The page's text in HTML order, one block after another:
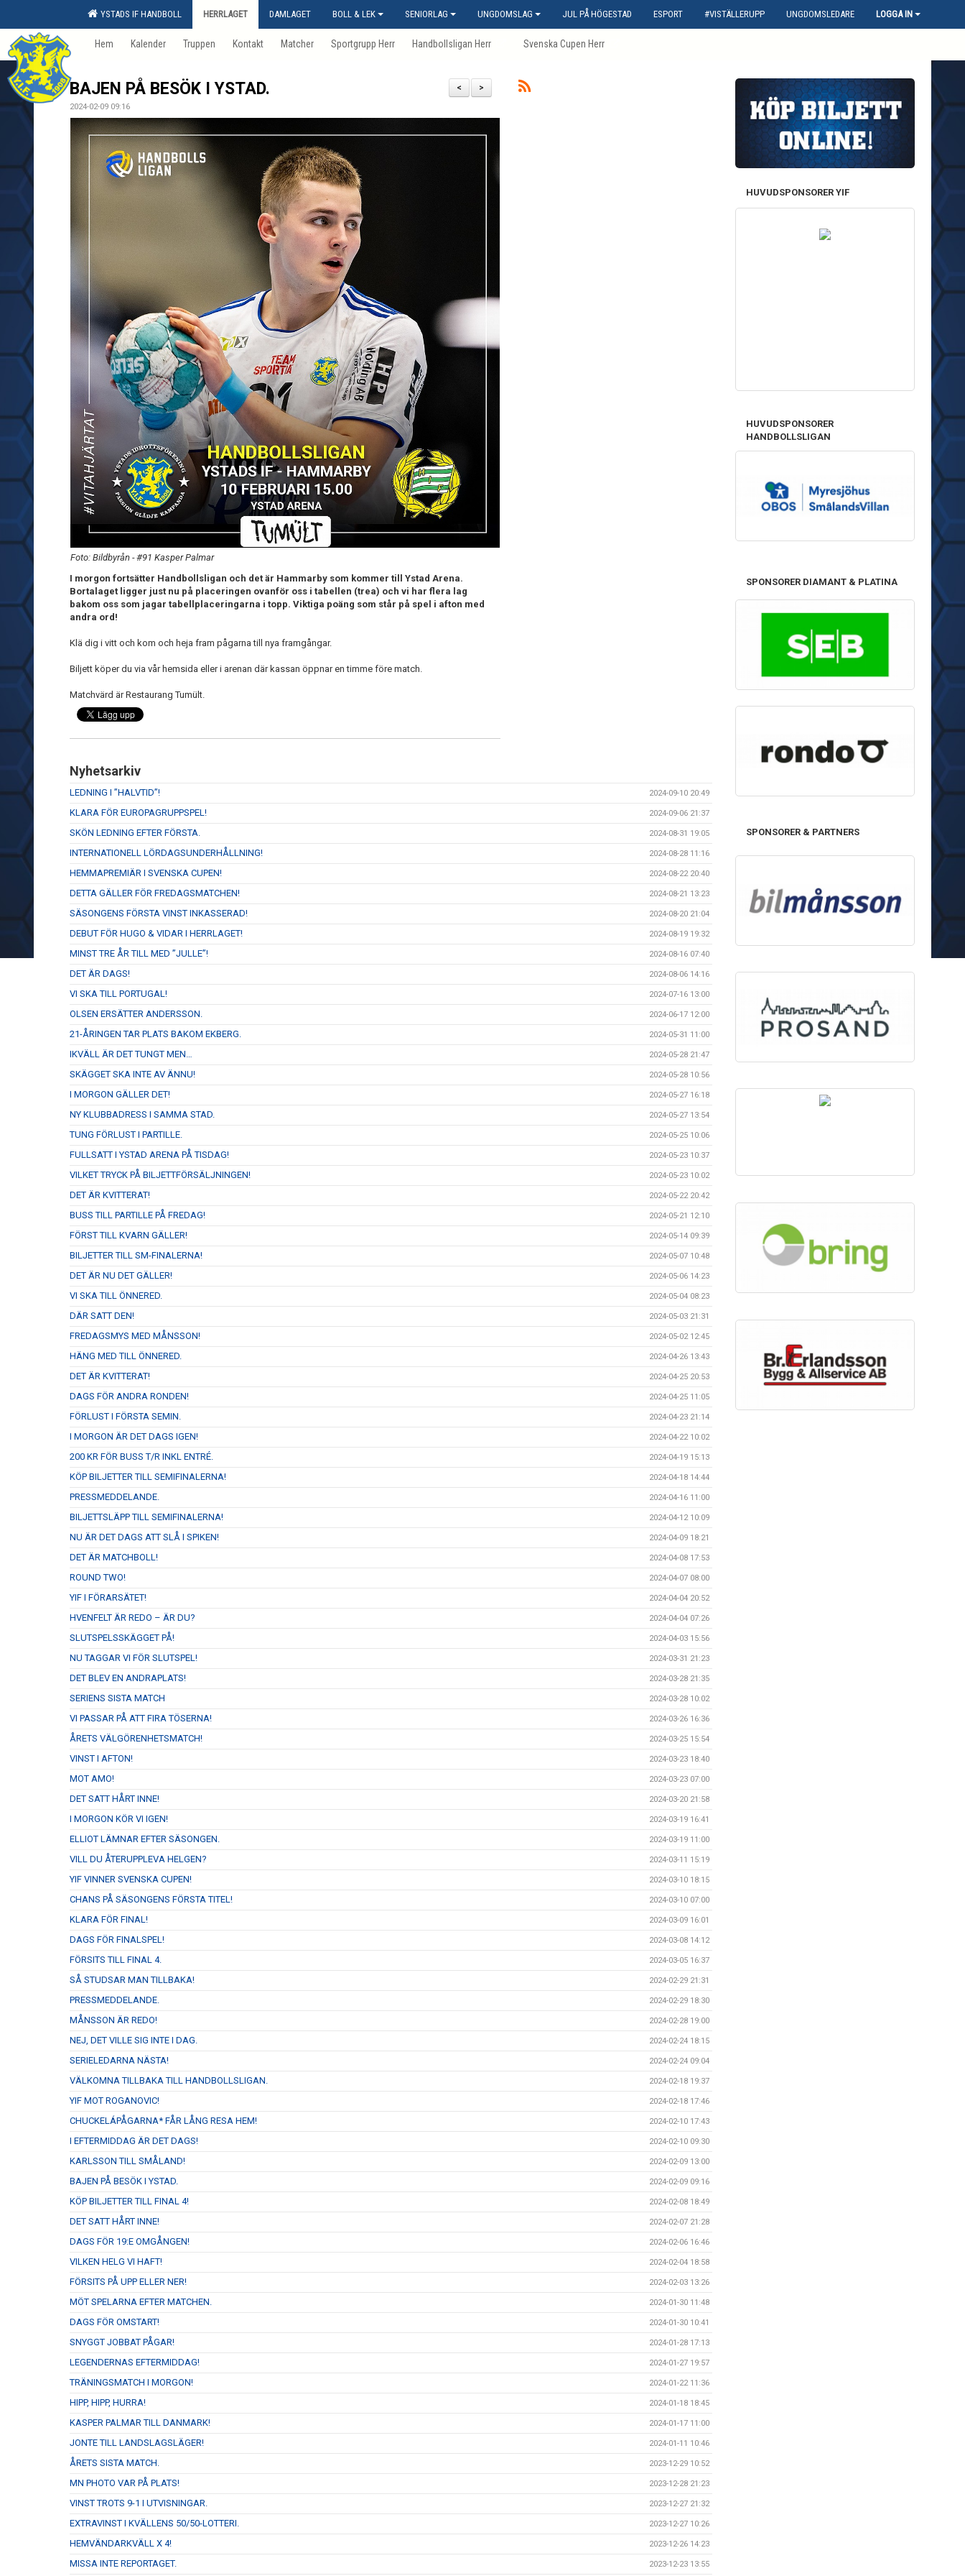
YSTADS IF HANDBOLL HERRLAGET DAMLAGET BOLL & LEK SENIORLAG UNGDOMSLAG JUL PÅ HÖGESTAD ESPORT #VISTÄLLERUPP UNGDOMSLEDARE LOGGA IN
Hem Kalender Truppen Kontakt Matcher Sportgrupp Herr Handbollsligan Herr Svenska Cupen Herr
>
<
BAJEN PÅ BESÖK I YSTAD.
2024-02-09 09:16
Foto: Bildbyrån - #91 Kasper Palmar
I morgon fortsätter Handbollsligan och det är Hammarby som kommer till Ystad Arena.
Bortalaget ligger just nu på placeringen ovanför oss i tabellen (trea) och vi har flera lag
bakom oss som jagar tabellplaceringarna i topp. Viktiga poäng som står på spel i afton med
andra ord!
Klä dig i vitt och kom och heja fram pågarna till nya framgångar.
Biljett köper du via vår hemsida eller i arenan där kassan öppnar en timme före match.
Matchvärd är Restaurang Tumült.
Nyhetsarkiv
LEDNING I ”HALVTID”! 2024-09-10 20:49
KLARA FÖR EUROPAGRUPPSPEL! 2024-09-06 21:37
SKÖN LEDNING EFTER FÖRSTA. 2024-08-31 19:05
INTERNATIONELL LÖRDAGSUNDERHÅLLNING! 2024-08-28 11:16
HEMMAPREMIÄR I SVENSKA CUPEN! 2024-08-22 20:40
DETTA GÄLLER FÖR FREDAGSMATCHEN! 2024-08-21 13:23
SÄSONGENS FÖRSTA VINST INKASSERAD! 2024-08-20 21:04
DEBUT FÖR HUGO & VIDAR I HERRLAGET! 2024-08-19 19:32
MINST TRE ÅR TILL MED ”JULLE”! 2024-08-16 07:40
DET ÄR DAGS! 2024-08-06 14:16
VI SKA TILL PORTUGAL! 2024-07-16 13:00
OLSEN ERSÄTTER ANDERSSON. 2024-06-17 12:00
21-ÅRINGEN TAR PLATS BAKOM EKBERG. 2024-05-31 11:00
IKVÄLL ÄR DET TUNGT MEN… 2024-05-28 21:47
SKÄGGET SKA INTE AV ÄNNU! 2024-05-28 10:56
I MORGON GÄLLER DET! 2024-05-27 16:18
NY KLUBBADRESS I SAMMA STAD. 2024-05-27 13:54
TUNG FÖRLUST I PARTILLE. 2024-05-25 10:06
FULLSATT I YSTAD ARENA PÅ TISDAG! 2024-05-23 10:37
VILKET TRYCK PÅ BILJETTFÖRSÄLJNINGEN! 2024-05-23 10:02
DET ÄR KVITTERAT! 2024-05-22 20:42
BUSS TILL PARTILLE PÅ FREDAG! 2024-05-21 12:10
FÖRST TILL KVARN GÄLLER! 2024-05-14 09:39
BILJETTER TILL SM-FINALERNA! 2024-05-07 10:48
DET ÄR NU DET GÄLLER! 2024-05-06 14:23
VI SKA TILL ÖNNERED. 2024-05-04 08:23
DÄR SATT DEN! 2024-05-03 21:31
FREDAGSMYS MED MÅNSSON! 2024-05-02 12:45
HÄNG MED TILL ÖNNERED. 2024-04-26 13:43
DET ÄR KVITTERAT! 2024-04-25 20:53
DAGS FÖR ANDRA RONDEN! 2024-04-25 11:05
FÖRLUST I FÖRSTA SEMIN. 2024-04-23 21:14
I MORGON ÄR DET DAGS IGEN! 2024-04-22 10:02
200 KR FÖR BUSS T/R INKL ENTRÉ. 2024-04-19 15:13
KÖP BILJETTER TILL SEMIFINALERNA! 2024-04-18 14:44
PRESSMEDDELANDE. 2024-04-16 11:00
BILJETTSLÄPP TILL SEMIFINALERNA! 2024-04-12 10:09
NU ÄR DET DAGS ATT SLÅ I SPIKEN! 2024-04-09 18:21
DET ÄR MATCHBOLL! 2024-04-08 17:53
ROUND TWO! 2024-04-07 08:00
YIF I FÖRARSÄTET! 2024-04-04 20:52
HVENFELT ÄR REDO – ÄR DU? 2024-04-04 07:26
SLUTSPELSSKÄGGET PÅ! 2024-04-03 15:56
NU TAGGAR VI FÖR SLUTSPEL! 2024-03-31 21:23
DET BLEV EN ANDRAPLATS! 2024-03-28 21:35
SERIENS SISTA MATCH 2024-03-28 10:02
VI PASSAR PÅ ATT FIRA TÖSERNA! 2024-03-26 16:36
ÅRETS VÄLGÖRENHETSMATCH! 2024-03-25 15:54
VINST I AFTON! 2024-03-23 18:40
MOT AMO! 2024-03-23 07:00
DET SATT HÅRT INNE! 2024-03-20 21:58
I MORGON KÖR VI IGEN! 2024-03-19 16:41
ELLIOT LÄMNAR EFTER SÄSONGEN. 2024-03-19 11:00
VILL DU ÅTERUPPLEVA HELGEN? 2024-03-11 15:19
YIF VINNER SVENSKA CUPEN! 2024-03-10 18:15
CHANS PÅ SÄSONGENS FÖRSTA TITEL! 2024-03-10 07:00
KLARA FÖR FINAL! 2024-03-09 16:01
DAGS FÖR FINALSPEL! 2024-03-08 14:12
FÖRSITS TILL FINAL 4. 2024-03-05 16:37
SÅ STUDSAR MAN TILLBAKA! 2024-02-29 21:31
PRESSMEDDELANDE. 2024-02-29 18:30
MÅNSSON ÄR REDO! 2024-02-28 19:00
NEJ, DET VILLE SIG INTE I DAG. 2024-02-24 18:15
SERIELEDARNA NÄSTA! 2024-02-24 09:04
VÄLKOMNA TILLBAKA TILL HANDBOLLSLIGAN. 2024-02-18 19:37
YIF MOT ROGANOVIC! 2024-02-18 17:46
CHUCKELÁPÅGARNA* FÅR LÅNG RESA HEM! 2024-02-10 17:43
I EFTERMIDDAG ÄR DET DAGS! 2024-02-10 09:30
KARLSSON TILL SMÅLAND! 2024-02-09 13:00
BAJEN PÅ BESÖK I YSTAD. 2024-02-09 09:16
KÖP BILJETTER TILL FINAL 4! 2024-02-08 18:49
DET SATT HÅRT INNE! 2024-02-07 21:28
DAGS FÖR 19:E OMGÅNGEN! 2024-02-06 16:46
VILKEN HELG VI HAFT! 2024-02-04 18:58
FÖRSITS PÅ UPP ELLER NER! 2024-02-03 13:26
MÖT SPELARNA EFTER MATCHEN. 2024-01-30 11:48
DAGS FÖR OMSTART! 2024-01-30 10:41
SNYGGT JOBBAT PÅGAR! 2024-01-28 17:13
LEGENDERNAS EFTERMIDDAG! 2024-01-27 19:57
TRÄNINGSMATCH I MORGON! 2024-01-22 11:36
HIPP, HIPP, HURRA! 2024-01-18 18:45
KASPER PALMAR TILL DANMARK! 2024-01-17 11:00
JONTE TILL LANDSLAGSLÄGER! 2024-01-11 10:46
ÅRETS SISTA MATCH. 2023-12-29 10:52
MN PHOTO VAR PÅ PLATS! 2023-12-28 21:23
VINST TROTS 9-1 I UTVISNINGAR. 2023-12-27 21:32
EXTRAVINST I KVÄLLENS 50/50-LOTTERI. 2023-12-27 10:26
HEMVÄNDARKVÄLL X 4! 2023-12-26 14:23
MISSA INTE REPORTAGET. 2023-12-23 13:55
HUVUDSPONSORER YIF
HUVUDSPONSORER
HANDBOLLSLIGAN
SPONSORER DIAMANT & PLATINA
SPONSORER & PARTNERS